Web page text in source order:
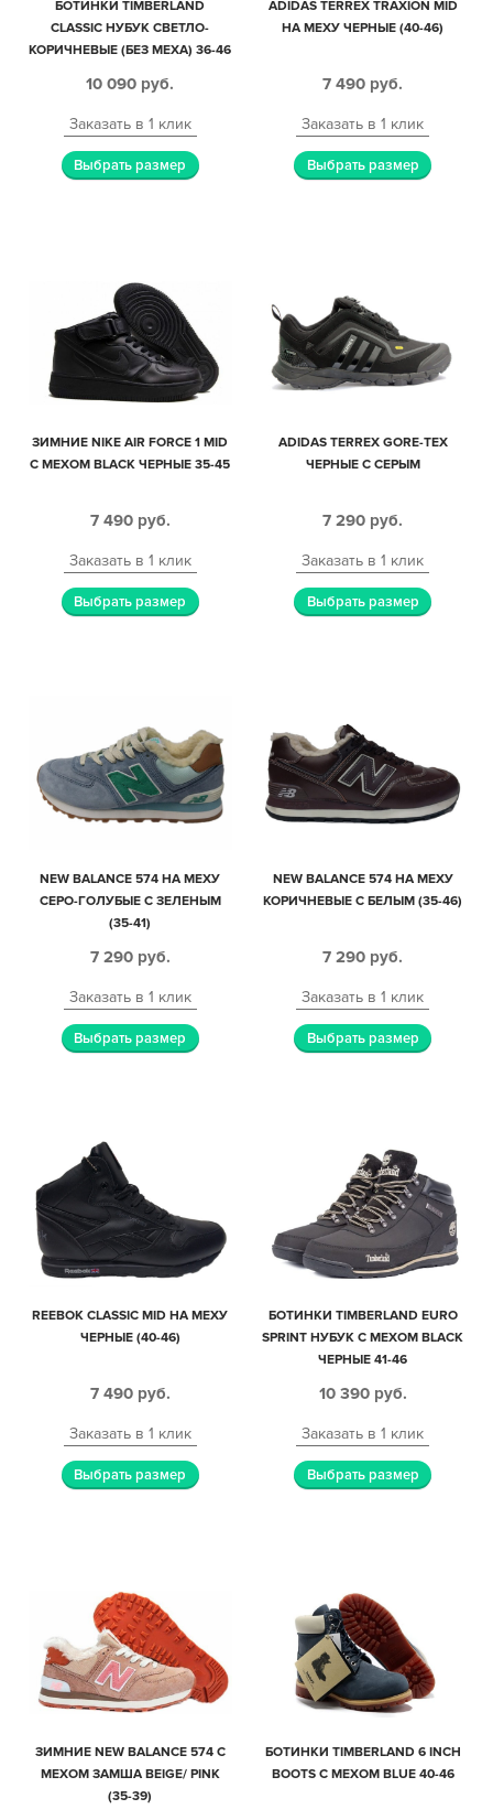
БОТИНКИ TIMBERLAND
CLASSIC НУБУК СВЕТЛО-
КОРИЧНЕВЫЕ (БЕЗ МЕХА) 36-46
10 090 руб.
Заказать в 1 клик
Выбрать размер
ADIDAS TERREX TRAXION MID
НА МЕХУ ЧЕРНЫЕ (40-46)
7 490 руб.
Заказать в 1 клик
Выбрать размер
ЗИМНИЕ NIKE AIR FORCE 1 MID
С МЕХОМ BLACK ЧЕРНЫЕ 35-45
7 490 руб.
Заказать в 1 клик
Выбрать размер
ADIDAS TERREX GORE-TEX
ЧЕРНЫЕ С СЕРЫМ
7 290 руб.
Заказать в 1 клик
Выбрать размер
NEW BALANCE 574 НА МЕХУ
СЕРО-ГОЛУБЫЕ С ЗЕЛЕНЫМ
(35-41)
7 290 руб.
Заказать в 1 клик
Выбрать размер
NEW BALANCE 574 НА МЕХУ
КОРИЧНЕВЫЕ С БЕЛЫМ (35-46)
7 290 руб.
Заказать в 1 клик
Выбрать размер
REEBOK CLASSIC MID НА МЕХУ
ЧЕРНЫЕ (40-46)
7 490 руб.
Заказать в 1 клик
Выбрать размер
БОТИНКИ TIMBERLAND EURO
SPRINT НУБУК С МЕХОМ BLACK
ЧЕРНЫЕ 41-46
10 390 руб.
Заказать в 1 клик
Выбрать размер
ЗИМНИЕ NEW BALANCE 574 С
МЕХОМ ЗАМША BEIGE/ PINK
(35-39)
БОТИНКИ TIMBERLAND 6 INCH
BOOTS С МЕХОМ BLUE 40-46